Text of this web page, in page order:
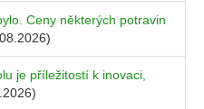
Ceny některých potravin
je příležitostí k inovaci,